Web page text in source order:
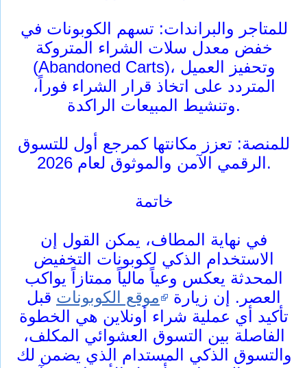
للمتاجر والبراندات: تسهم الكوبونات في
خفض معدل سلات الشراء المتروكة
(Abandoned Carts)، وتحفيز العميل
المتردد على اتخاذ قرار الشراء فوراً،
وتنشيط المبيعات الراكدة.
للمنصة: تعزز مكانتها كمرجع أول للتسوق
الرقمي الآمن والموثوق لعام 2026.
خاتمة
في نهاية المطاف، يمكن القول إن
الاستخدام الذكي لكوبونات التخفيض
المحدثة يعكس وعياً مالياً ممتازاً يواكب
العصر. إن زيارة
موقع الكوبونات قبل
تأكيد أي عملية شراء أونلاين هي الخطوة
الفاصلة بين التسوق العشوائي المكلف،
والتسوق الذكي المستدام الذي يضمن لك